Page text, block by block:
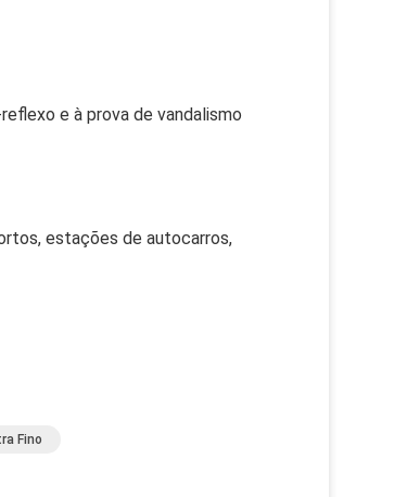
e à prova de vandalismo
estações de autocarros,
Fino